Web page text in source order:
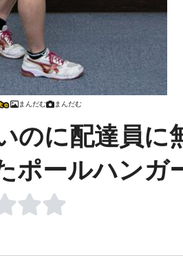
まんだむ まんだむ
のに配達員に
ポールハンガ